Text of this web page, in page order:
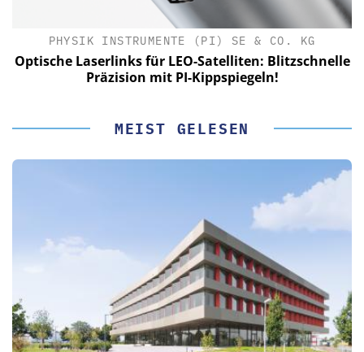
PHYSIK INSTRUMENTE (PI) SE & CO. KG
Optische Laserlinks für LEO-Satelliten: Blitzschnelle
Präzision mit PI-Kippspiegeln!
MEIST GELESEN